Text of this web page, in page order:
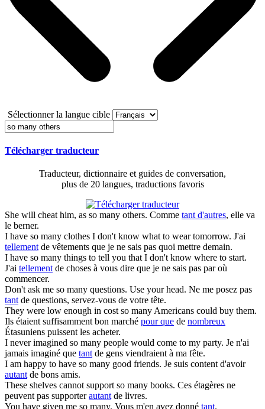
Sélectionner la langue cible
Télécharger traducteur
Traducteur, dictionnaire et guides de conversation,
plus de 20 langues, traductions favoris
She will cheat him, as so many others. Comme tant d'autres, elle va
le berner.
I have so many clothes I don't know what to wear tomorrow. J'ai
tellementde vêtements que je ne sais pas quoi mettre demain.
I have so many things to tell you that I don't know where to start.
J'ai tellementde choses à vous dire que je ne sais pas par où
commencer.
Don't ask me so many questions. Use your head. Ne me posez pas
tantde questions, servez-vous de votre tête.
They were low enough in costso manyAmericans could buy them.
Ils étaient suffisamment bon marché pour que de nombreux
Étasuniens puissent les acheter.
I never imagined so many people would come to my party. Je n'ai
jamais imaginé que tantde gens viendraient à ma fête.
I am happy to have so many good friends. Je suis content d'avoir
autantde bons amis.
These shelves cannot supportso many books. Ces étagères ne
peuvent pas supporterautantde livres.
You have given me so many. Vous m'en avez donné tant.